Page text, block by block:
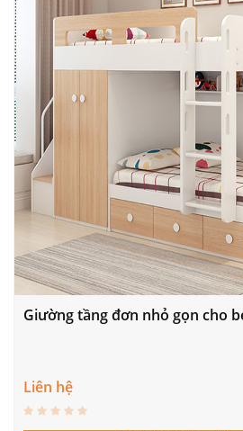
Giường tầng đơn nhỏ gọn cho
Liên hệ